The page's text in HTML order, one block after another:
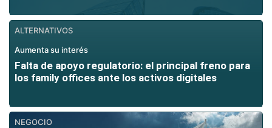
ALTERNATIVOS
Aumenta su interés
Falta de apoyo regulatorio: el principal freno para
los family offices ante los activos digitales
NEGOCIO